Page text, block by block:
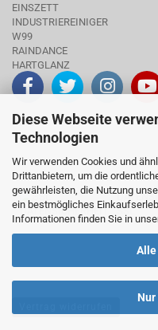
Diese Webseite
Technologien
Wir verwenden Cookies und
Drittanbietern, um die
gewährleisten, die Nutzung
ein bestmögliches
Informationen finden Sie in
Alle
EINSZETT
INDUSTRIEREINIGER
W99
RAINDANCE
HARTGLANZ
INFO
SSL